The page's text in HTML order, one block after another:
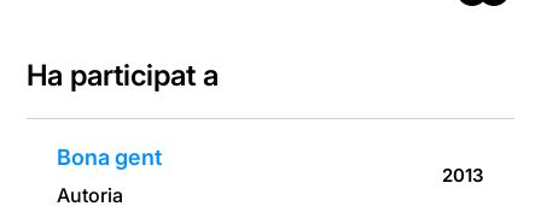
Ha participat a
Bona gent
Autoria
2013